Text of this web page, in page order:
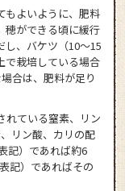
もよいように、肥料
穂ができる頃に緩行
し、バケツ（10～15
で栽培している場合
合は、肥料が足り
れている窒素、リン
リン酸、カリの配
記）であれば約6
記）であればその